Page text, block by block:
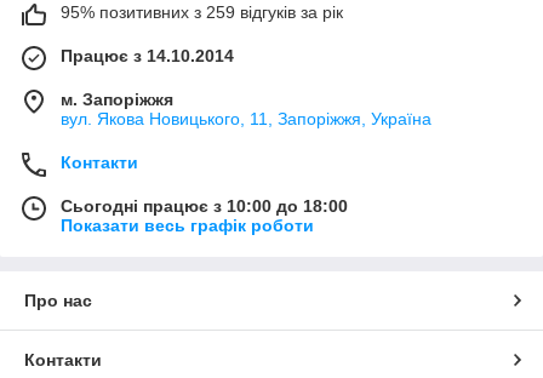
95% позитивних з 259 відгуків за рік
Працює з 14.10.2014
м. Запоріжжя
вул. Якова Новицького, 11, Запоріжжя, Україна
Контакти
Сьогодні працює з 10:00 до 18:00
Показати весь графік роботи
Про нас
Контакти